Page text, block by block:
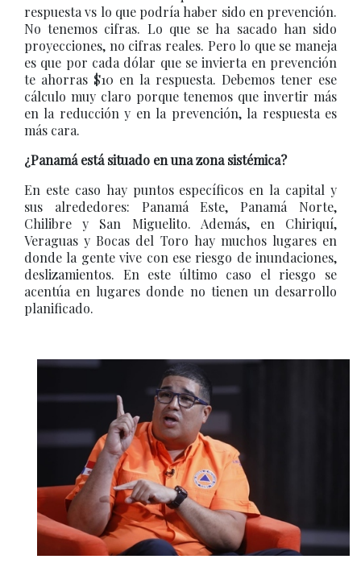
respuesta vs lo que podría haber sido en prevención.
No tenemos cifras. Lo que se ha sacado han sido
proyecciones, no cifras reales. Pero lo que se maneja
es que por cada dólar que se invierta en prevención
te ahorras $10 en la respuesta. Debemos tener ese
cálculo muy claro porque tenemos que invertir más
en la reducción y en la prevención, la respuesta es
más cara.
¿Panamá está situado en una zona sistémica?
En este caso hay puntos específicos en la capital y
sus alrededores: Panamá Este, Panamá Norte,
Chilibre y San Miguelito. Además, en Chiriquí,
Veraguas y Bocas del Toro hay muchos lugares en
donde la gente vive con ese riesgo de inundaciones,
deslizamientos. En este último caso el riesgo se
acentúa en lugares donde no tienen un desarrollo
planificado.